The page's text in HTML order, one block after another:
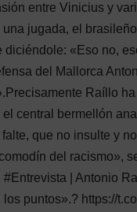
entre Vinicius y
jugada, el
«Eso no,
del Mallorca
Raíllo
central bermellón
que no insulte y
del racismo»,
| Antonio
puntos».? https://